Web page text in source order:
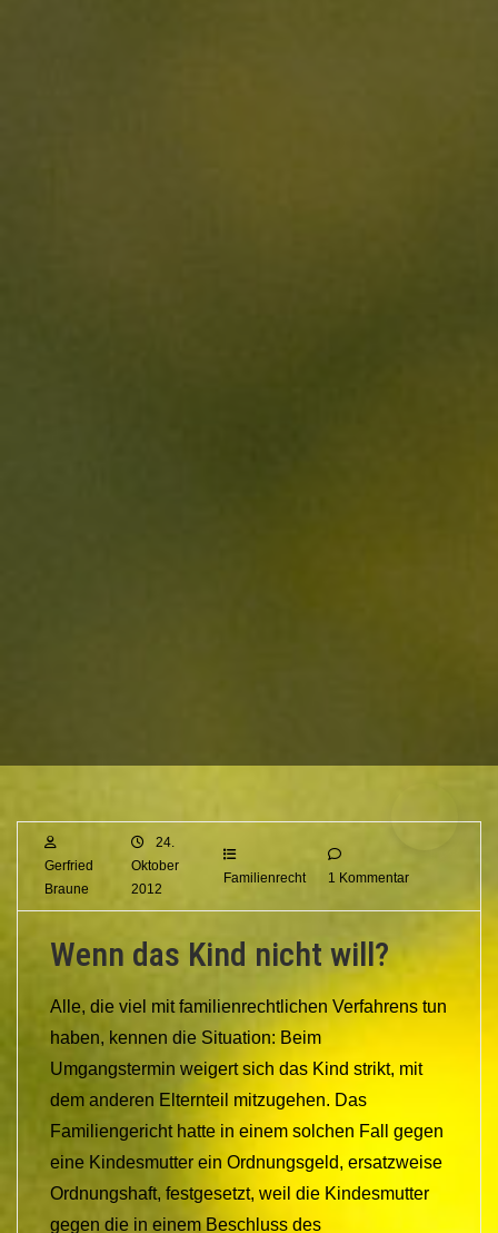
Gerfried
Braune
24.
Oktober
2012
Familienrecht 1 Kommentar
Wenn das Kind nicht will?
Alle, die viel mit familienrechtlichen Verfahrens tun
haben, kennen die Situation: Beim
Umgangstermin weigert sich das Kind strikt, mit
dem anderen Elternteil mitzugehen. Das
Familiengericht hatte in einem solchen Fall gegen
eine Kindesmutter ein Ordnungsgeld, ersatzweise
Ordnungshaft, festgesetzt, weil die Kindesmutter
gegen die in einem Beschluss des